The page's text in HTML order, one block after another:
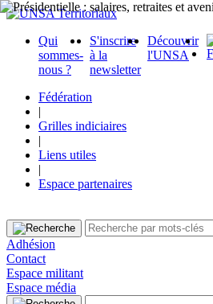
Qui
sommes-
nous ?
S'inscrire
à la
newsletter
Découvrir
l'UNSA
Fédération
|
Grilles indiciaires
|
Liens utiles
|
Espace partenaires
Adhésion
Contact
Espace militant
Espace média